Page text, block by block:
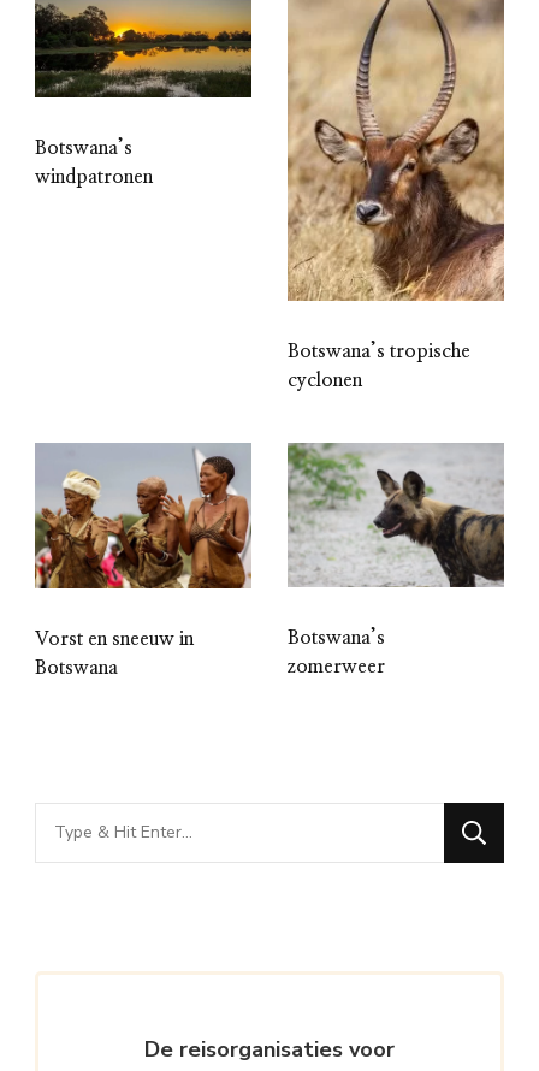
Botswana’s
windpatronen
Botswana’s tropische
cyclonen
Vorst en sneeuw in
Botswana
Botswana’s
zomerweer
Looking
for
De reisorganisaties voor